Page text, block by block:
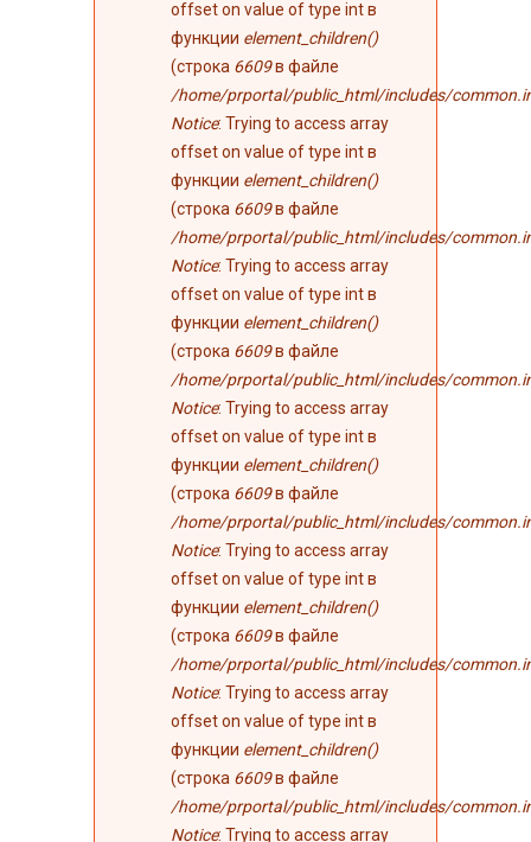
offset on value of type int в
функции element_children()
(строка 6609в файле
/home/prportal/public_html/includes/
Notice: Trying to access array
offset on value of type int в
функции element_children()
(строка 6609в файле
/home/prportal/public_html/includes/
Notice: Trying to access array
offset on value of type int в
функции element_children()
(строка 6609в файле
/home/prportal/public_html/includes/
Notice: Trying to access array
offset on value of type int в
функции element_children()
(строка 6609в файле
/home/prportal/public_html/includes/
Notice: Trying to access array
offset on value of type int в
функции element_children()
(строка 6609в файле
/home/prportal/public_html/includes/
Notice: Trying to access array
offset on value of type int в
функции element_children()
(строка 6609в файле
/home/prportal/public_html/includes/
Notice: Trying to access array